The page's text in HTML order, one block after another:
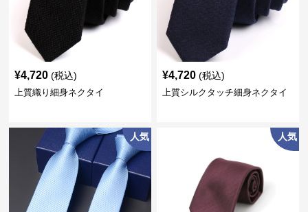
¥4,720 (税込)
上質織り細身ネクタイ
¥4,720 (税込)
上質シルクタッチ細身ネクタイ
人気 人気